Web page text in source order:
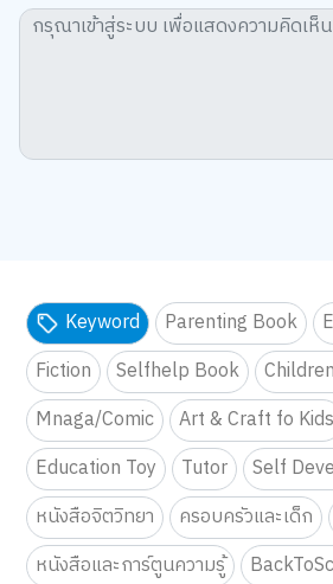
Keyword Parenting Book
Fiction
Selfhelp Book
Mnaga/Comic
Art & Craft fo Kids
Education Toy
Tutor
Self
หนังสือจิตวิทยา
ครอบครัวและเด็ก
หนังสือและการ์ตูนความรู้